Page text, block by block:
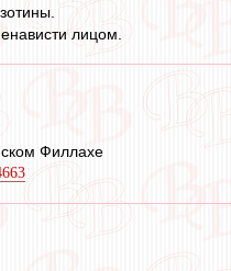
лицом.
Филлахе